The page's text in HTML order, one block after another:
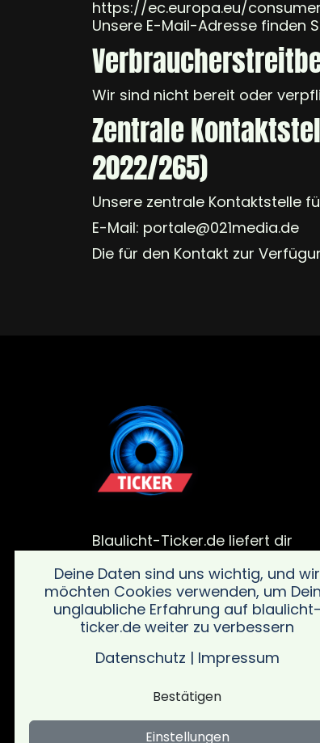
https://ec.europa.eu/
Unsere E-Mail-Adresse finden
Wir sind nicht bereit oder
Zentrale
2022/265)
Unsere zentrale Kontaktstelle
E-Mail: portale@021media.de
Die für den Kontakt zur
Blaulicht-Ticker.de liefert dir
Polizei, Feuerwehr und von
Rettungsdiensteinsätze. Bleib
informiert über alle wichtigen
Vorfälle in deiner Region mit
schnellen und verlässlichen
Updates sowie wichtigen
Deine Daten sind uns wichtig, und wir
möchten Cookies verwenden, um
unglaubliche Erfahrung auf blaulicht-
ticker.de weiter zu verbessern
Datenschutz | Impressum
Bestätigen
Einstellungen